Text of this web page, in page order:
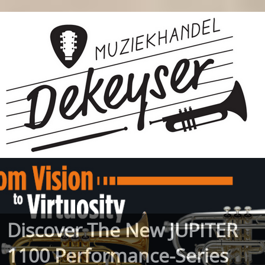
Discover The New JUPITER
1100 Performance-Series